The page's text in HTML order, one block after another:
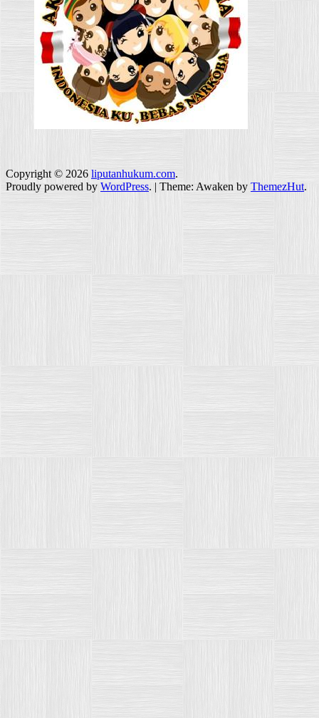
Copyright © 2026 liputanhukum.com.
Proudly powered by WordPress. | Theme: Awaken by ThemezHut.